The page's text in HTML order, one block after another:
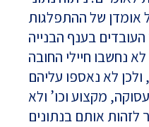
של ההתפלגות
בענף הבנייה
או ההייטק. עד לשנת 2011 לא נחשבו חיילי החובה
לא נאספו עליהם
מקצוע וכו’ ולא